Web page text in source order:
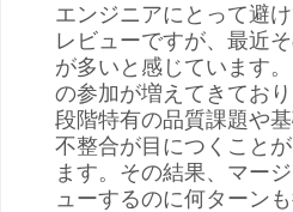
エンジニアにとって避
レビューですが、最近
が多いと感じています
の参加が増えてきてお
段階特有の品質課題や
不整合が目につくこと
ます。その結果、マー
ューするのに何ターン